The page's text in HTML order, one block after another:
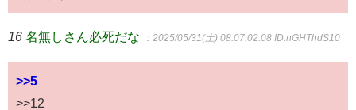
16 名無しさん必死だな ：2025/05/31(土) 08:07:02.08 ID:nGHThdS10
>>5
>>12